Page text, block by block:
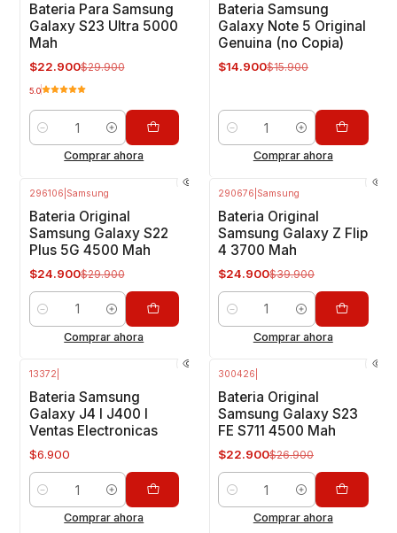
Bateria Para Samsung
Galaxy S23 Ultra 5000
Mah
$22.900$29.900
5.0
Cantidad
Comprar ahora
Bateria Samsung
Galaxy Note 5 Original
Genuina (no Copia)
$14.900$15.900
Cantidad
Comprar ahora
296106 Samsung
Bateria Original
Samsung Galaxy S22
Plus 5G 4500 Mah
$24.900$29.900
Cantidad
Comprar ahora
290676 Samsung
Bateria Original
Samsung Galaxy Z Flip
4 3700 Mah
$24.900$39.900
Cantidad
Comprar ahora
13372
Bateria Samsung
Galaxy J4 I J400 I
Ventas Electronicas
$6.900
Cantidad
Comprar ahora
300426
Bateria Original
Samsung Galaxy S23
FE S711 4500 Mah
$22.900$26.900
Cantidad
Comprar ahora